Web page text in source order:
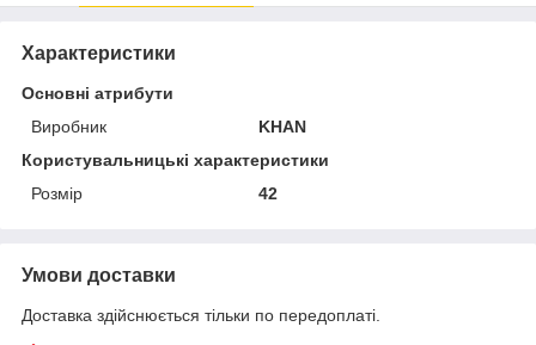
Характеристики
Основні атрибути
Виробник
KHAN
Користувальницькі характеристики
Розмір
42
Умови доставки
Доставка здійснюється тільки по передоплаті.